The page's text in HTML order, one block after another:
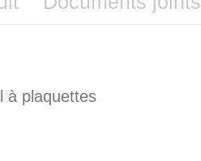
à plaquettes